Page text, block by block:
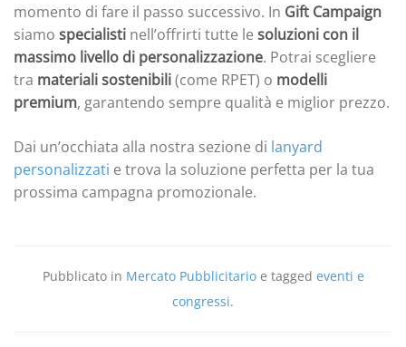
momento di fare il passo successivo. In Gift Campaign
siamo specialisti nell’offrirti tutte le soluzioni con il
massimo livello di personalizzazione. Potrai scegliere
tra materiali sostenibili(come RPET) o modelli
premium, garantendo sempre qualità e miglior prezzo.
Dai un’occhiata alla nostra sezione di lanyard
personalizzati e trova la soluzione perfetta per la tua
prossima campagna promozionale.
Pubblicato in Mercato Pubblicitarioe tagged eventi e
congressi.